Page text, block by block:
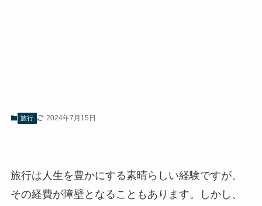
旅行 2024年7月15日
旅行は人生を豊かにする素晴らしい経験ですが、
その経費が障壁となることもあります。しかし、